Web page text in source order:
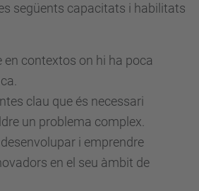
següents capacitats i habilitats
en contextos on hi ha poca
clau que és necessari
un problema complex.
i emprendre
en el seu àmbit de